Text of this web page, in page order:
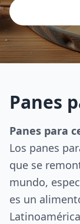
Panes
Panes para
Los panes
que se
mundo,
es un